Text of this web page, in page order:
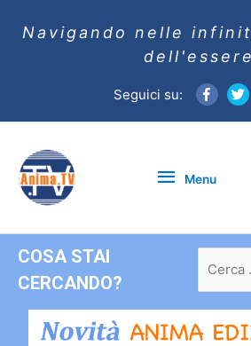
Navigando nelle
dell'essere
Seguici su:
Menu
COSA STAI
CERCANDO?
per: